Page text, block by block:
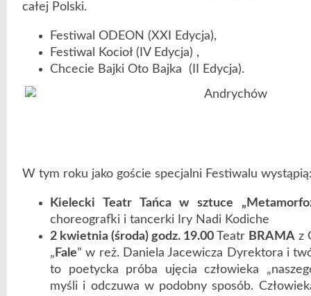
całej Polski.
Festiwal ODEON (XXI Edycja),
Festiwal Kocioł (IV Edycja) ,
Chcecie Bajki Oto Bajka (II Edycja).
W tym roku jako goście specjalni Festiwalu
Kielecki Teatr Tańca w sztuce
choreografki i tancerki Iry Nadi Kodiche
2 kwietnia (środa) godz. 19.00 Teatr BRAMA z
„ Fale” w reż. Daniela Jacewicza Dyrektora i
to poetycka próba ujęcia człowieka
myśli i odczuwa w podobny sposób.